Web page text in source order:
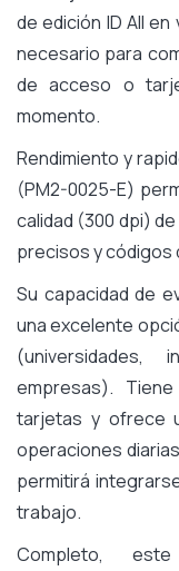
de edición ID All
necesario para
de acceso o
momento.
Rendimiento y
(PM2-0025-E)
calidad (300 dpi)
precisos y
Su capacidad de
una excelente
(universidades,
empresas).
tarjetas y ofrece
operaciones
permitirá
trabajo.
Completo,